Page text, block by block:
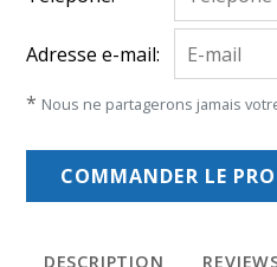
Adresse e-mail:
* Nous ne partagerons jamais
COMMANDER LE
DESCRIPTION